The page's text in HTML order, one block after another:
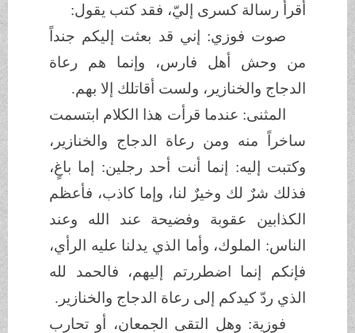
أقرأ رسالة كسرى إليّ، فقد كتب يقول:
صوت فوزي: إني قد بعثت إليكم جنداً
من وحش أهل فارس، وإنما هم رعاة
الدجاج والخنازير، ولست أقاتلك إلا بهم.
المثنى: عندما قرأت هذا الكلام ابتسمت
ساخراً منه ومن رعاة الدجاج والخنازير،
وكتبت إليه: إنما أنت أحد رجلين: إما باغٍ،
فذلك شرٌ لك وخيرٌ لنا، وإما كاذب، فأعظم
الكذابين عقوبة وفضيحة عند الله وعند
الناس: الملوك، وأما الذي يدلنا عليه الرأي،
فإنكم إنما اضطررتم إليهم، فالحمد لله
الذي ردّ كيدكم إلى رعاة الدجاج والخنازير.
فوزية: وهل التقى الجمعان، أو تحارب